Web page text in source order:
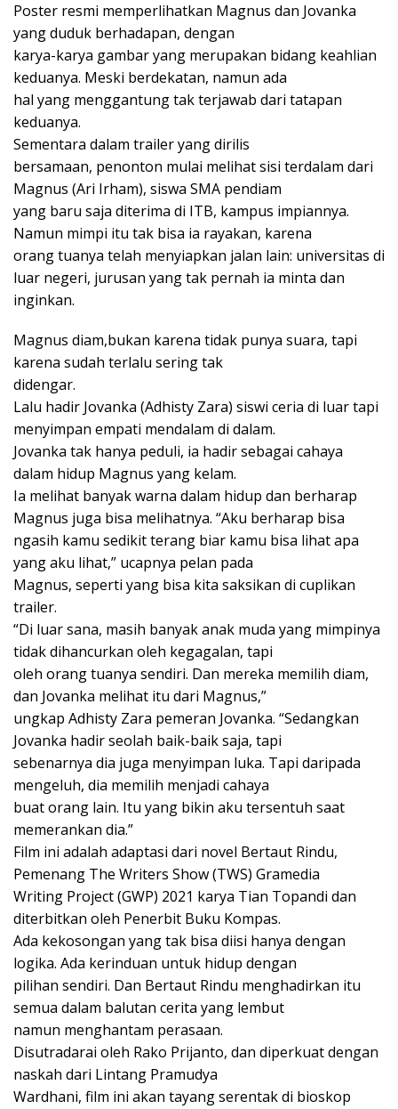
Poster resmi memperlihatkan Magnus dan Jovanka
yang duduk berhadapan, dengan
karya-karya gambar yang merupakan bidang keahlian
keduanya. Meski berdekatan, namun ada
hal yang menggantung tak terjawab dari tatapan
keduanya.
Sementara dalam trailer yang dirilis
bersamaan, penonton mulai melihat sisi terdalam dari
Magnus (Ari Irham), siswa SMA pendiam
yang baru saja diterima di ITB, kampus impiannya.
Namun mimpi itu tak bisa ia rayakan, karena
orang tuanya telah menyiapkan jalan lain: universitas di
luar negeri, jurusan yang tak pernah ia minta dan
inginkan.
Magnus diam,bukan karena tidak punya suara, tapi
karena sudah terlalu sering tak
didengar.
Lalu hadir Jovanka (Adhisty Zara) siswi ceria di luar tapi
menyimpan empati mendalam di dalam.
Jovanka tak hanya peduli, ia hadir sebagai cahaya
dalam hidup Magnus yang kelam.
Ia melihat banyak warna dalam hidup dan berharap
Magnus juga bisa melihatnya. “Aku berharap bisa
ngasih kamu sedikit terang biar kamu bisa lihat apa
yang aku lihat,” ucapnya pelan pada
Magnus, seperti yang bisa kita saksikan di cuplikan
trailer.
“Di luar sana, masih banyak anak muda yang mimpinya
tidak dihancurkan oleh kegagalan, tapi
oleh orang tuanya sendiri. Dan mereka memilih diam,
dan Jovanka melihat itu dari Magnus,”
ungkap Adhisty Zara pemeran Jovanka. “Sedangkan
Jovanka hadir seolah baik-baik saja, tapi
sebenarnya dia juga menyimpan luka. Tapi daripada
mengeluh, dia memilih menjadi cahaya
buat orang lain. Itu yang bikin aku tersentuh saat
memerankan dia.”
Film ini adalah adaptasi dari novel Bertaut Rindu,
Pemenang The Writers Show (TWS) Gramedia
Writing Project (GWP) 2021 karya Tian Topandi dan
diterbitkan oleh Penerbit Buku Kompas.
Ada kekosongan yang tak bisa diisi hanya dengan
logika. Ada kerinduan untuk hidup dengan
pilihan sendiri. Dan Bertaut Rindu menghadirkan itu
semua dalam balutan cerita yang lembut
namun menghantam perasaan.
Disutradarai oleh Rako Prijanto, dan diperkuat dengan
naskah dari Lintang Pramudya
Wardhani, film ini akan tayang serentak di bioskop